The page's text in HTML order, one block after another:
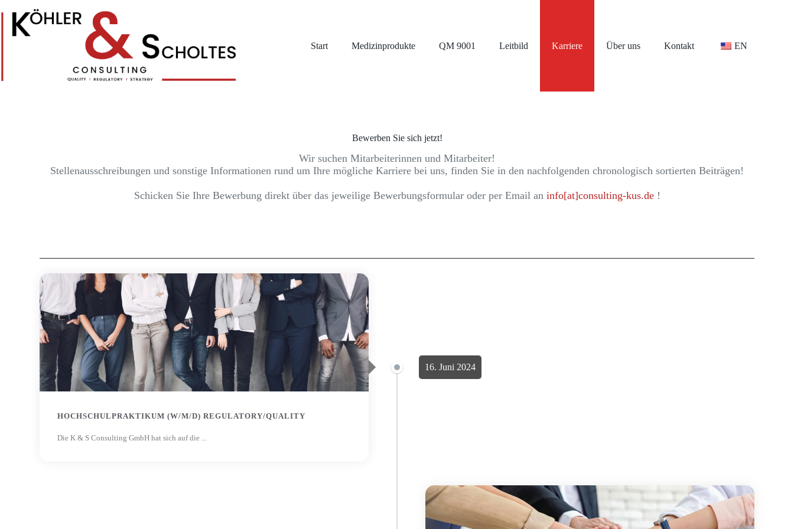
Start Medizinprodukte QM 9001 Leitbild Karriere Über uns Kontakt EN
Bewerben Sie sich jetzt!
Wir suchen Mitarbeiterinnen und Mitarbeiter!
Stellenausschreibungen und sonstige Informationen rund um Ihre mögliche Karriere bei uns, finden Sie in den nachfolgenden chronologisch sortierten Beiträgen!
Schicken Sie Ihre Bewerbung direkt über das jeweilige Bewerbungsformular oder per Email an info[at]consulting-kus.de!
16. Juni 2024
HOCHSCHULPRAKTIKUM (W/M/D) REGULATORY/QUALITY
Die K & S Consulting GmbH hat sich auf die ...